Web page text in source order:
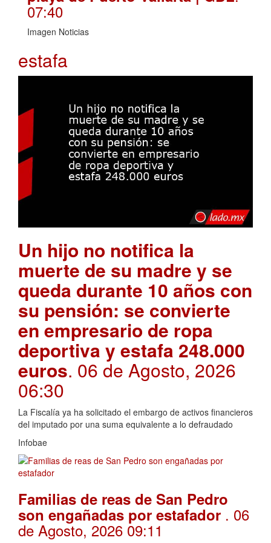
07:40
Imagen Noticias
estafa
Un hijo no notifica la
muerte de su madre y se
queda durante 10 años con
su pensión: se convierte
en empresario de ropa
deportiva y estafa 248.000
euros. 06 de Agosto, 2026
06:30
La Fiscalía ya ha solicitado el embargo de activos financieros
del imputado por una suma equivalente a lo defraudado
Infobae
Familias de reas de San Pedro
son engañadas por estafador . 06
de Agosto, 2026 09:11